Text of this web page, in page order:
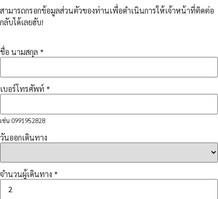
สามารถกรอกข้อมูลส่วนตัวของท่านเพื่อดำเนินการให้เจ้าหน้าที่ติดต่อ
กลับได้เลยฮับ!
ชื่อ นามสกุล *
เบอร์โทรศัพท์ *
เช่น 0991952828
วันออกเดินทาง
จำนวนผู้เดินทาง *